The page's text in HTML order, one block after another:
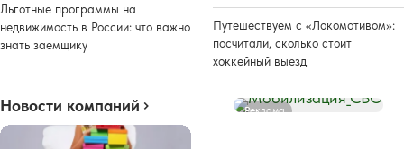
Льготные программы на
недвижимость в России: что важно
знать заемщику
Путешествуем с «Локомотивом»:
посчитали, сколько стоит
хоккейный выезд
Новости компаний Реклама